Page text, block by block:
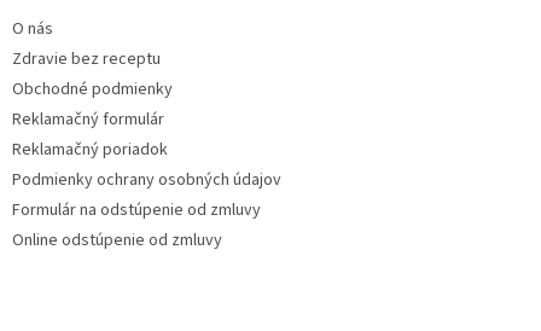
O nás
Zdravie bez receptu
Obchodné podmienky
Reklamačný formulár
Reklamačný poriadok
Podmienky ochrany osobných údajov
Formulár na odstúpenie od zmluvy
Online odstúpenie od zmluvy